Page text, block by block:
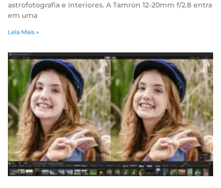
astrofotografia e interiores. A Tamron 12-20mm f/2.8 entra
em uma
Leia Mais »